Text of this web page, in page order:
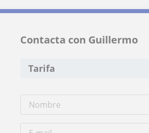
Contacta con Guillermo
Tarifa